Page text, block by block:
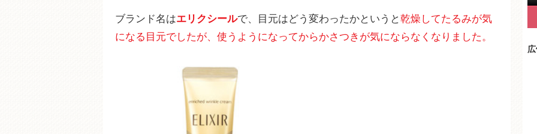
ブランド名はエリクシールで、目元はどう変わったかというと乾燥してたるみが気
になる目元でしたが、使うようになってからかさつきが気にならなくなりました。